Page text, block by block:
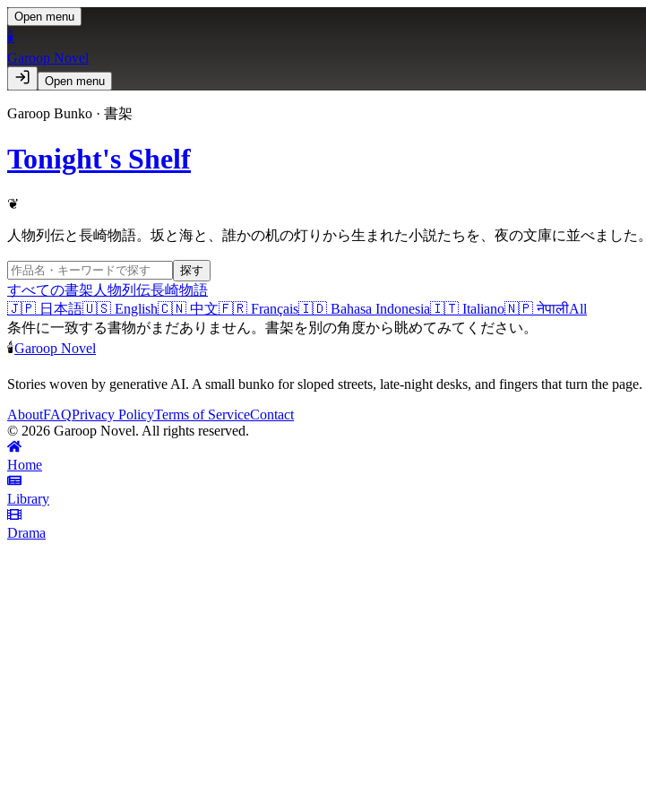
Open menu
🕯️
Garoop Novel
Open menu
Garoop Bunko · 書架
Tonight's Shelf
❦
人物列伝と長崎物語。坂と海と、誰かの机の灯りから生まれた小説たちを、夜の文庫に並べました。
探す
すべての書架 人物列伝長崎物語
🇯🇵 日本語🇺🇸 English🇨🇳 中文🇫🇷 Français🇮🇩 Bahasa Indonesia🇮🇹 Italiano🇳🇵 नेपालीAll
条件に一致する書物がまだありません。書架を別の角度から眺めてみてください。
🕯️Garoop Novel
Stories woven by generative AI. A small bunko for sloped streets, late-night desks, and fingers that turn the page.
AboutFAQPrivacy PolicyTerms of ServiceContact
© 2026 Garoop Novel. All rights reserved.
Home
Library
Drama